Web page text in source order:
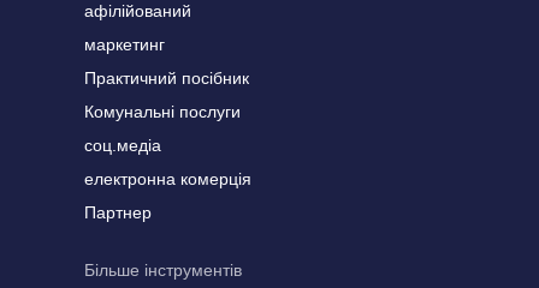
афілійований
маркетинг
Практичний посібник
Комунальні послуги
соц.медіа
електронна комерція
Партнер
Більше інструментів